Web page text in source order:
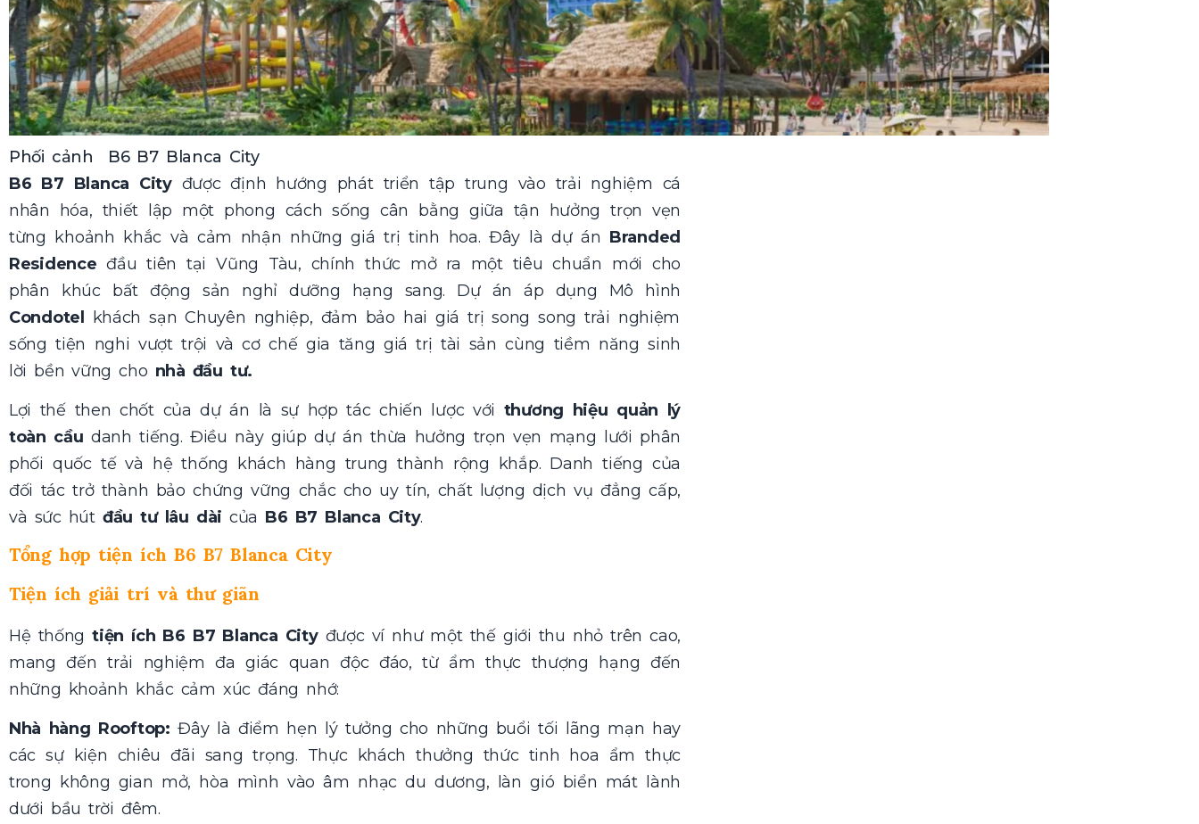
Phối cảnh B6 B7 Blanca City
B6 B7 Blanca Cityđược định hướng phát triển tập trung vào trải nghiệm cá
nhân hóa, thiết lập một phong cách sống cân bằng giữa tận hưởng trọn vẹn
từng khoảnh khắc và cảm nhận những giá trị tinh hoa. Đây là dự án Branded
Residence đầu tiên tại Vũng Tàu, chính thức mở ra một tiêu chuẩn mới cho
phân khúc bất động sản nghỉ dưỡng hạng sang. Dự án áp dụng Mô hình
Condotel
khách sạn Chuyên nghiệp, đảm bảo hai giá trị song song trải nghiệm
sống tiện nghi vượt trội và cơ chế gia tăng giá trị tài sản cùng tiềm năng sinh
lời bền vững cho nhà đầu tư.
Lợi thế then chốt của dự án là sự hợp tác chiến lược với thương hiệu quản lý
toàn cầu danh tiếng. Điều này giúp dự án thừa hưởng trọn vẹn mạng lưới phân
phối quốc tế và hệ thống khách hàng trung thành rộng khắp. Danh tiếng của
đối tác trở thành bảo chứng vững chắc cho uy tín, chất lượng dịch vụ đẳng cấp,
và sức hút đầu tư lâu dàicủa B6 B7 Blanca City.
Tổng hợp tiện ích B6 B7 Blanca City
Tiện ích giải trí và thư giãn
Hệ thốngtiện ích B6 B7 Blanca City được ví như một thế giới thu nhỏ trên cao,
mang đến trải nghiệm đa giác quan độc đáo, từ ẩm thực thượng hạng đến
những khoảnh khắc cảm xúc đáng nhớ:
Nhà hàng Rooftop: Đây là điểm hẹn lý tưởng cho những buổi tối lãng mạn hay
các sự kiện chiêu đãi sang trọng. Thực khách thưởng thức tinh hoa ẩm thực
trong không gian mở, hòa mình vào âm nhạc du dương, làn gió biển mát lành
dưới bầu trời đêm.